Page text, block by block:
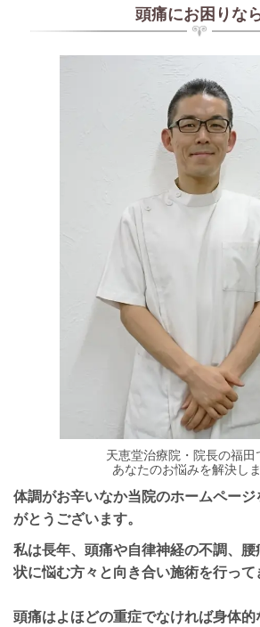
頭痛にお困りな
天恵堂治療院・院長の福田
あなたのお悩みを解決しま
体調がお辛いなか当院のホームページ
がとうございます。
私は長年、頭痛や自律神経の不調、
状に悩む方々と向き合い施術を行って
頭痛はよほどの重症でなければ身体的